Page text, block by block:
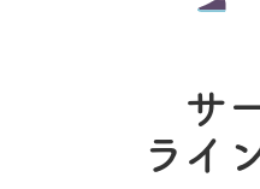
サ
ライ